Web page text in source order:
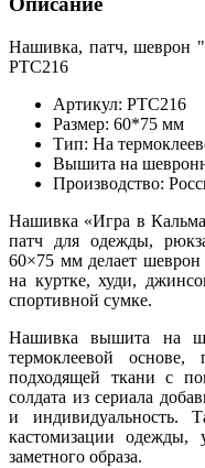
Нашивка, патч, шеврон
PTC216
Артикул: PTC216
Размер: 60*75 мм
Тип: На
Вышита на
Производство:
Нашивка «Игра в
патч для одежды,
60×75 мм делает
на куртке, худи,
спортивной сумке.
Нашивка вышита на
термоклеевой
подходящей ткани с
солдата из сериала
и индивидуальность.
кастомизации одежды,
заметного образа.